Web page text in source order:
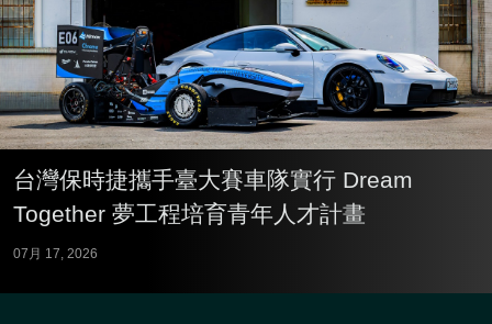
台灣保時捷攜手臺大賽車隊實行 Dream
Together 夢工程培育青年人才計畫
07月 17, 2026